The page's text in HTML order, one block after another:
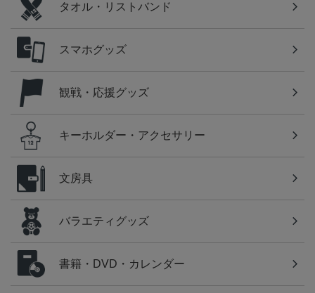
タオル・リストバンド
スマホグッズ
観戦・応援グッズ
キーホルダー・アクセサリー
文房具
バラエティグッズ
書籍・DVD・カレンダー